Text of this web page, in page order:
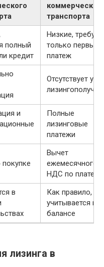
транспорта
полный
кредит
Низкие,
только первый
платеж
Отсутствует у
и
Полные
лизинговые
платежи
Вычет
ежемесячного
НДС по
в
Как правило, не
учитывается на
балансе
лизинга в